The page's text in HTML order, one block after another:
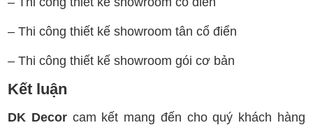
– Thi công thiết kế showroom tân cổ điển
– Thi công thiết kế showroom gói cơ bản
Kết luận
DK Decorcam kết mang đến cho quý khách hàng